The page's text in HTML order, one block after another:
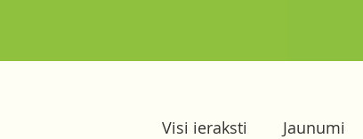
Visi ieraksti Jaunumi